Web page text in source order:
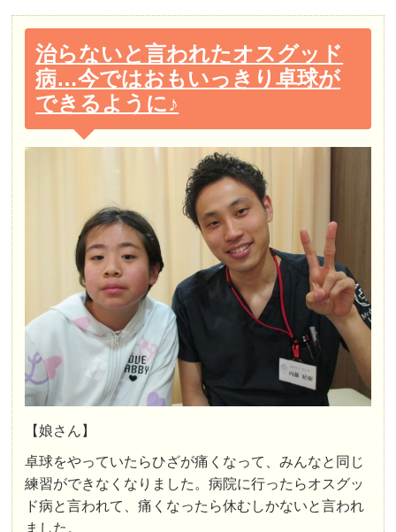
治らないと言われたオスグッド
病…今ではおもいっきり卓球が
できるように♪
【娘さん】
卓球をやっていたらひざが痛くなって、みんなと同じ
練習ができなくなりました。病院に行ったらオスグッ
ド病と言われて、痛くなったら休むしかないと言われ
ました。